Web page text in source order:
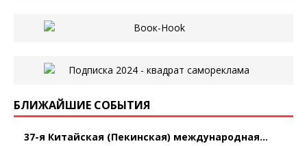
БЛИЖАЙШИЕ СОБЫТИЯ
37-я Китайская (Пекинская) международная...